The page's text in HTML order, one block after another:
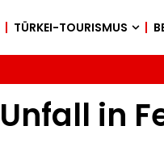
TÜRKEI-TOURISMUS
in